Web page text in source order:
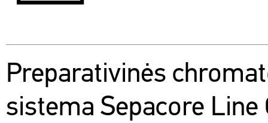
Preparativinės
sistema Sepacore Line